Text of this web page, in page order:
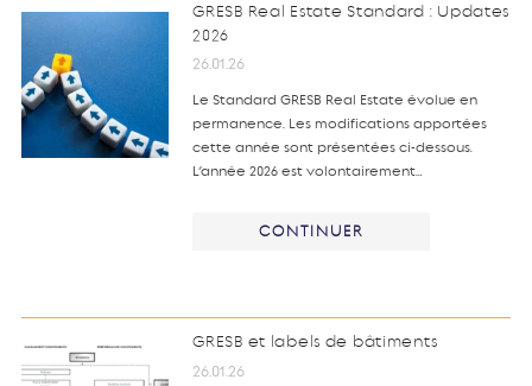
GRESB Real Estate Standard : Updates
2026
26.01.26
Le Standard GRESB Real Estate évolue en
permanence. Les modifications apportées
cette année sont présentées ci-dessous.
L’année 2026 est volontairement…
CONTINUER
GRESB et labels de bâtiments
26.01.26